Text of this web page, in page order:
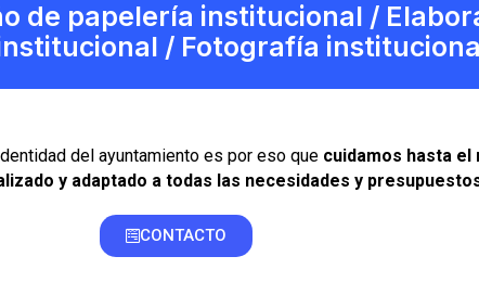
de papelería institucional /
/ Fotografía
del ayuntamiento es por eso que cuidamos hasta
y adaptado a todas las necesidades y
CONTACTO